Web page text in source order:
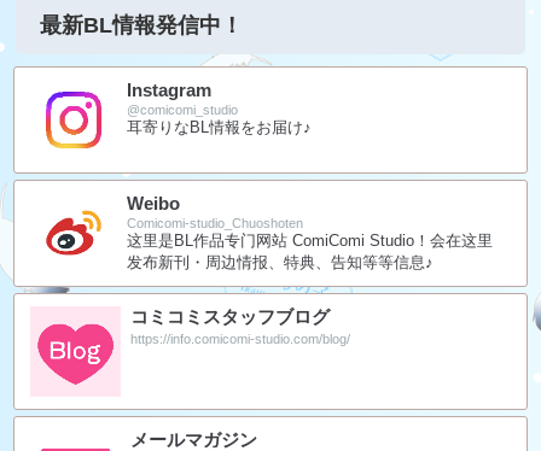
最新BL情報発信中！
Instagram
@comicomi_studio
耳寄りなBL情報をお届け♪
Weibo
Comicomi-studio_Chuoshoten
这里是BL作品专门网站 ComiComi Studio！会在这里
发布新刊・周边情报、特典、告知等等信息♪
コミコミスタッフブログ
https://info.comicomi-studio.com/blog/
メールマガジン